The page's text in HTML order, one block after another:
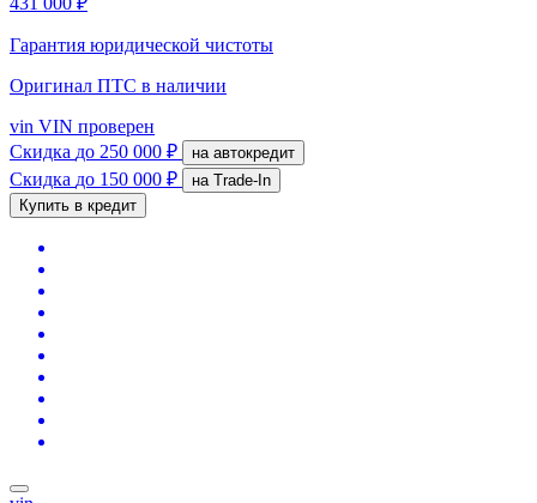
Гарантия юридической чистоты
Оригинал ПТС в наличии
vin VIN проверен
Скидка до 250 000 ₽ на автокредит
Скидка до 150 000 ₽
на Trade-In
Купить в кредит